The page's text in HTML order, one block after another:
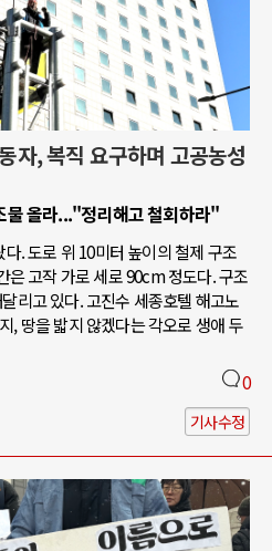
자, 복직 요구하며 고공농성
물 올라..."정리해고 철회하라"
. 도로 위 10미터 높이의 철제 구조
은 고작 가로 세로 90cm 정도다. 구조
리고 있다. 고진수 세종호텔 해고노
, 땅을 밟지 않겠다는 각오로 생애 두
0
기사수정